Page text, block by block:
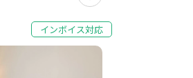
インボイス対応